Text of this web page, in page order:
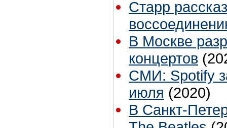
Старр
В Москве
концертов
СМИ: Spotify
июля (2020)
В Санкт-